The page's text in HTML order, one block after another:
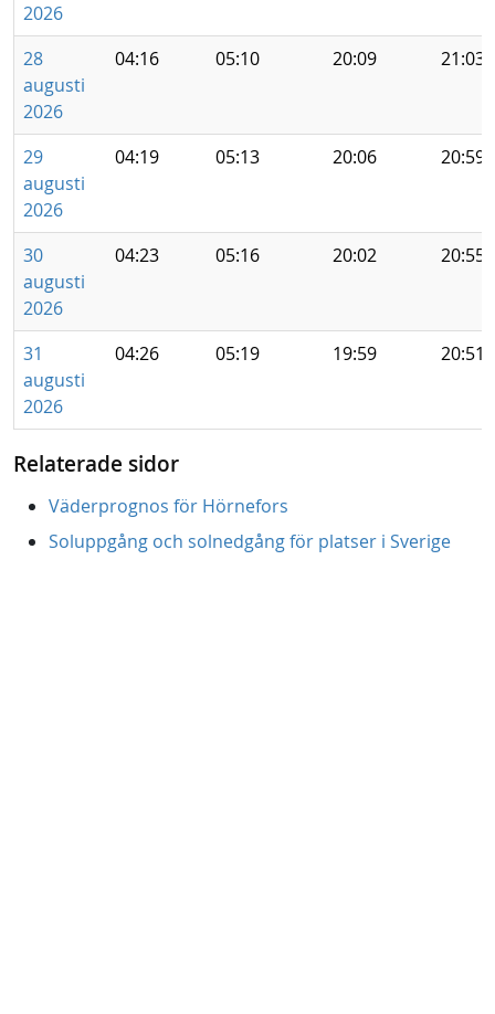
2026
28
augusti
2026
04:16 05:10 20:09 21:03
29
augusti
2026
04:19 05:13 20:06 20:59
30
augusti
2026
04:23 05:16 20:02 20:55
31
augusti
2026
04:26 05:19 19:59 20:51
Relaterade sidor
Väderprognos för Hörnefors
Soluppgång och solnedgång för platser i Sverige